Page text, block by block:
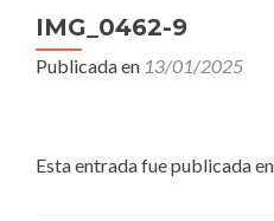
IMG_0462-9
Publicada en 13/01/2025
Esta entrada fue publicada